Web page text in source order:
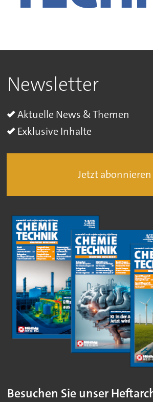
Newsletter
Aktuelle News & Themen
Exklusive Inhalte
Jetzt abonnieren
Besuchen Sie unser